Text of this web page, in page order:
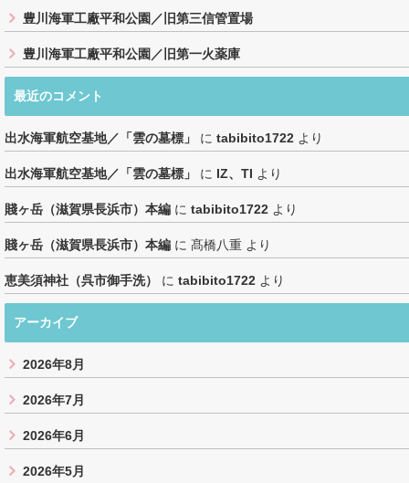
豊川海軍工廠平和公園／旧第三信管置場
豊川海軍工廠平和公園／旧第一火薬庫
最近のコメント
出水海軍航空基地／「雲の墓標」 に tabibito1722 より
出水海軍航空基地／「雲の墓標」 に IZ、TI より
賤ヶ岳（滋賀県長浜市）本編 に tabibito1722 より
賤ヶ岳（滋賀県長浜市）本編 に 髙橋八重 より
恵美須神社（呉市御手洗） に tabibito1722 より
アーカイブ
2026年8月
2026年7月
2026年6月
2026年5月